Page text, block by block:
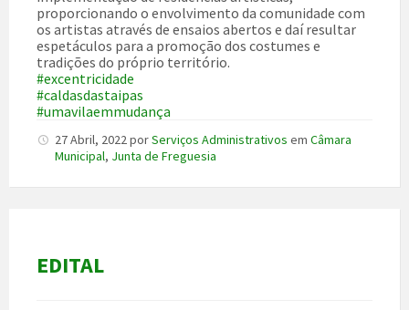
proporcionando o envolvimento da comunidade com
os artistas através de ensaios abertos e daí resultar
espetáculos para a promoção dos costumes e
tradições do próprio território.
#excentricidade
#caldasdastaipas
#umavilaemmudança
27 Abril, 2022porServiços Administrativos em Câmara
Municipal, Junta de Freguesia
EDITAL